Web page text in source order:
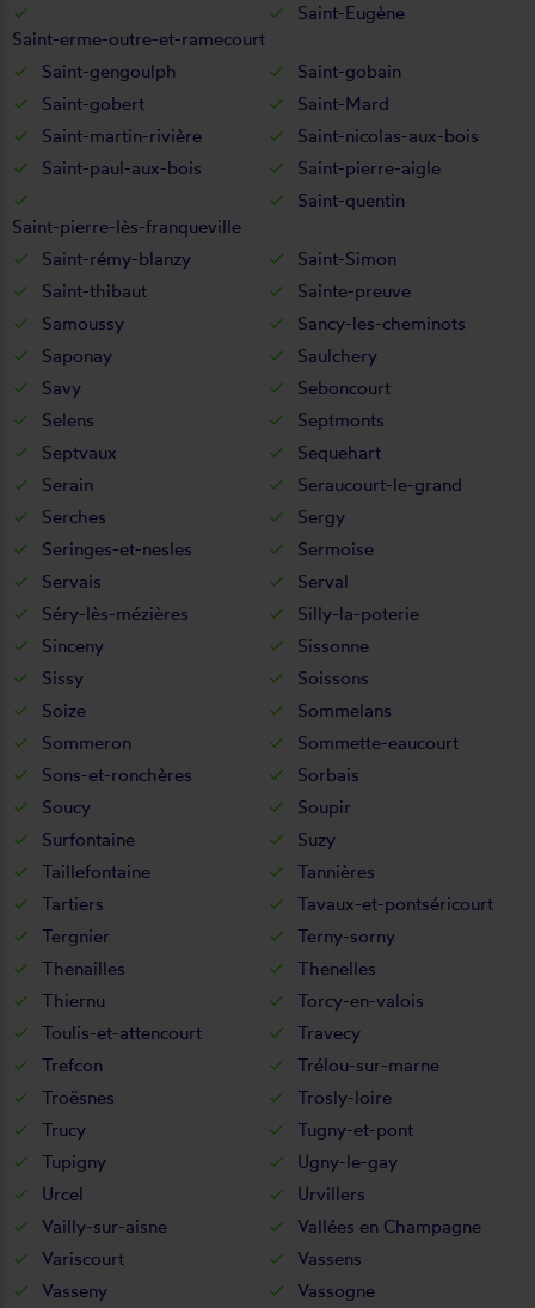
Saint-erme-outre-et-ramecourt
Saint-Eugène
Saint-gengoulph
Saint-gobain
Saint-gobert
Saint-Mard
Saint-martin-rivière
Saint-nicolas-aux-bois
Saint-paul-aux-bois
Saint-pierre-aigle
Saint-pierre-lès-franqueville
Saint-quentin
Saint-rémy-blanzy
Saint-Simon
Saint-thibaut
Sainte-preuve
Samoussy
Sancy-les-cheminots
Saponay
Saulchery
Savy
Seboncourt
Selens
Septmonts
Septvaux
Sequehart
Serain
Seraucourt-le-grand
Serches
Sergy
Seringes-et-nesles
Sermoise
Servais
Serval
Séry-lès-mézières
Silly-la-poterie
Sinceny
Sissonne
Sissy
Soissons
Soize
Sommelans
Sommeron
Sommette-eaucourt
Sons-et-ronchères
Sorbais
Soucy
Soupir
Surfontaine
Suzy
Taillefontaine
Tannières
Tartiers
Tavaux-et-pontséricourt
Tergnier
Terny-sorny
Thenailles
Thenelles
Thiernu
Torcy-en-valois
Toulis-et-attencourt
Travecy
Trefcon
Trélou-sur-marne
Troësnes
Trosly-loire
Trucy
Tugny-et-pont
Tupigny
Ugny-le-gay
Urcel
Urvillers
Vailly-sur-aisne
Vallées en Champagne
Variscourt
Vassens
Vasseny
Vassogne